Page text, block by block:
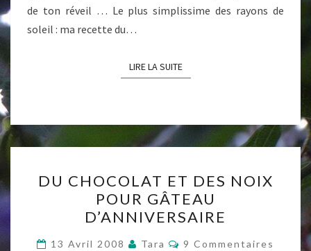
de ton réveil … Le plus simplissime des rayons de
soleil : ma recette du…
LIRE LA SUITELIRE LA SUITE
CHOCOLAT
ET
DES
NOIX
DU CHOCOLAT ET DES NOIX
POUR GÂTEAU
D’ANNIVERSAIRE
13 Avril 2008 Tara Commentaires
9 Commentaires